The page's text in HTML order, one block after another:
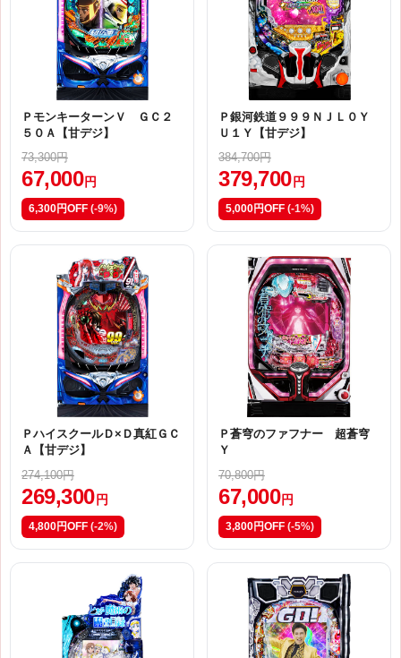
ＰモンキーターンＶ ＧＣ２
５０Ａ【甘デジ】
73,300円
67,000 円
6,300円OFF (-9%)
Ｐ銀河鉄道９９９ＮＪＬ０Ｙ
Ｕ１Ｙ【甘デジ】
384,700円
379,700 円
5,000円OFF (-1%)
ＰハイスクールＤ×Ｄ真紅ＧＣ
Ａ【甘デジ】
274,100円
269,300 円
4,800円OFF (-2%)
Ｐ蒼穹のファフナー 超蒼穹
Ｙ
70,800円
67,000 円
3,800円OFF (-5%)